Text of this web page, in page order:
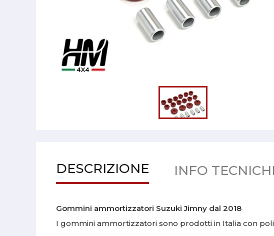
DESCRIZIONE INFO
Gommini ammortizzatori Suzuki Jimny dal 2018
I gommini ammortizzatori sono prodotti in Italia con